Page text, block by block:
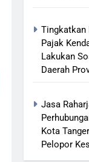
Tingkatkan
Pajak
Lakukan
Daerah
Jasa
Kota
Pelopor